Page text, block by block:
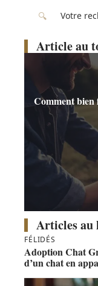
Article au
Comment bien
Articles au
FÉLIDÉS
Adoption Chat
d’un chat en